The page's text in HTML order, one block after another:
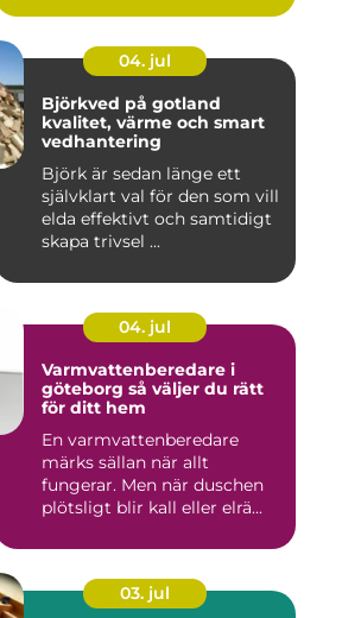
04. jul
Björkved på gotland
kvalitet, värme och smart
vedhantering
Björk är sedan länge ett
självklart val för den som vill
elda effektivt och samtidigt
skapa trivsel ...
04. jul
Varmvattenberedare i
göteborg så väljer du rätt
för ditt hem
En varmvattenberedare
märks sällan när allt
fungerar. Men när duschen
plötsligt blir kall eller elrä...
03. jul